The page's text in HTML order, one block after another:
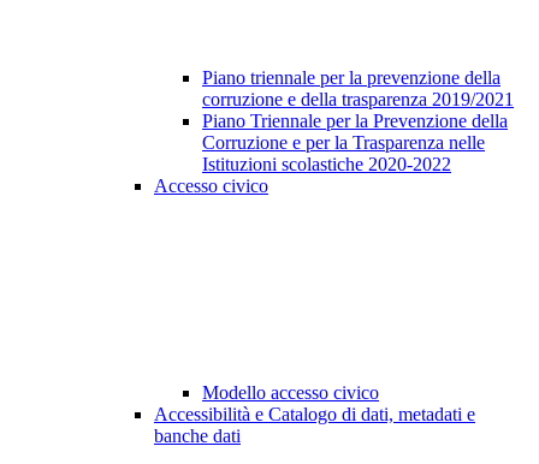
Piano triennale per la prevenzione della
corruzione e della trasparenza 2019/2021
Piano Triennale per la Prevenzione della
Corruzione e per la Trasparenza nelle
Istituzioni scolastiche 2020-2022
Accesso civico
Modello accesso civico
Accessibilità e Catalogo di dati, metadati e
banche dati